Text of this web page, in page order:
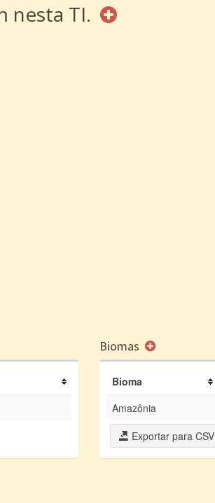
nesta TI.
Biomas
Bioma
Amazônia
Exportar para CSV